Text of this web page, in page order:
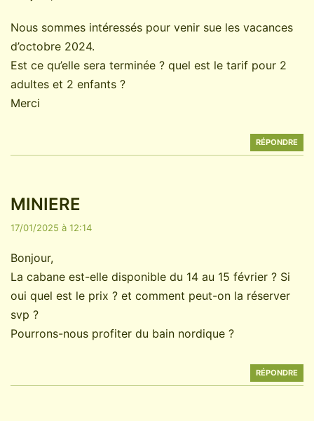
Nous sommes intéressés pour venir sue les vacances
d’octobre 2024.
Est ce qu’elle sera terminée ? quel est le tarif pour 2
adultes et 2 enfants ?
Merci
RÉPONDRE
MINIERE
17/01/2025 à 12:14
Bonjour,
La cabane est-elle disponible du 14 au 15 février ? Si
oui quel est le prix ? et comment peut-on la réserver
svp ?
Pourrons-nous profiter du bain nordique ?
RÉPONDRE